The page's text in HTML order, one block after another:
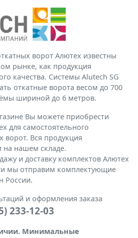
ворот Алютех известны
рынке, как продукция
качества. Системы Alutech SG
откатные ворота весом до 700
шириной до 6 метров.
Вы можете приобрести
для самостоятельного
ворот. Вся продукция
на нашем складе.
и доставку комплектов Алютех
мы отправим комплектующие
России.
и оформления заказа
233-12-03
Минимальные